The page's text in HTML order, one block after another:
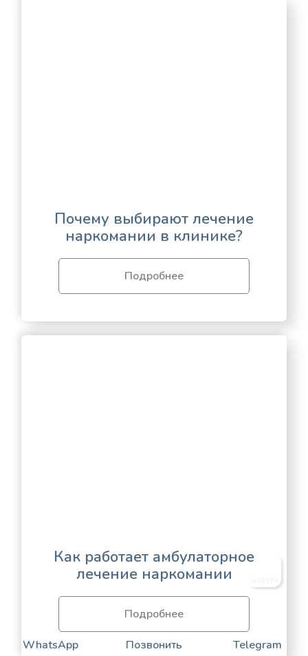
Почему выбирают лечение
наркомании в клинике?
Подробнее
Как работает амбулаторное
лечение наркомании
Подробнее
WhatsApp Позвонить Telegram